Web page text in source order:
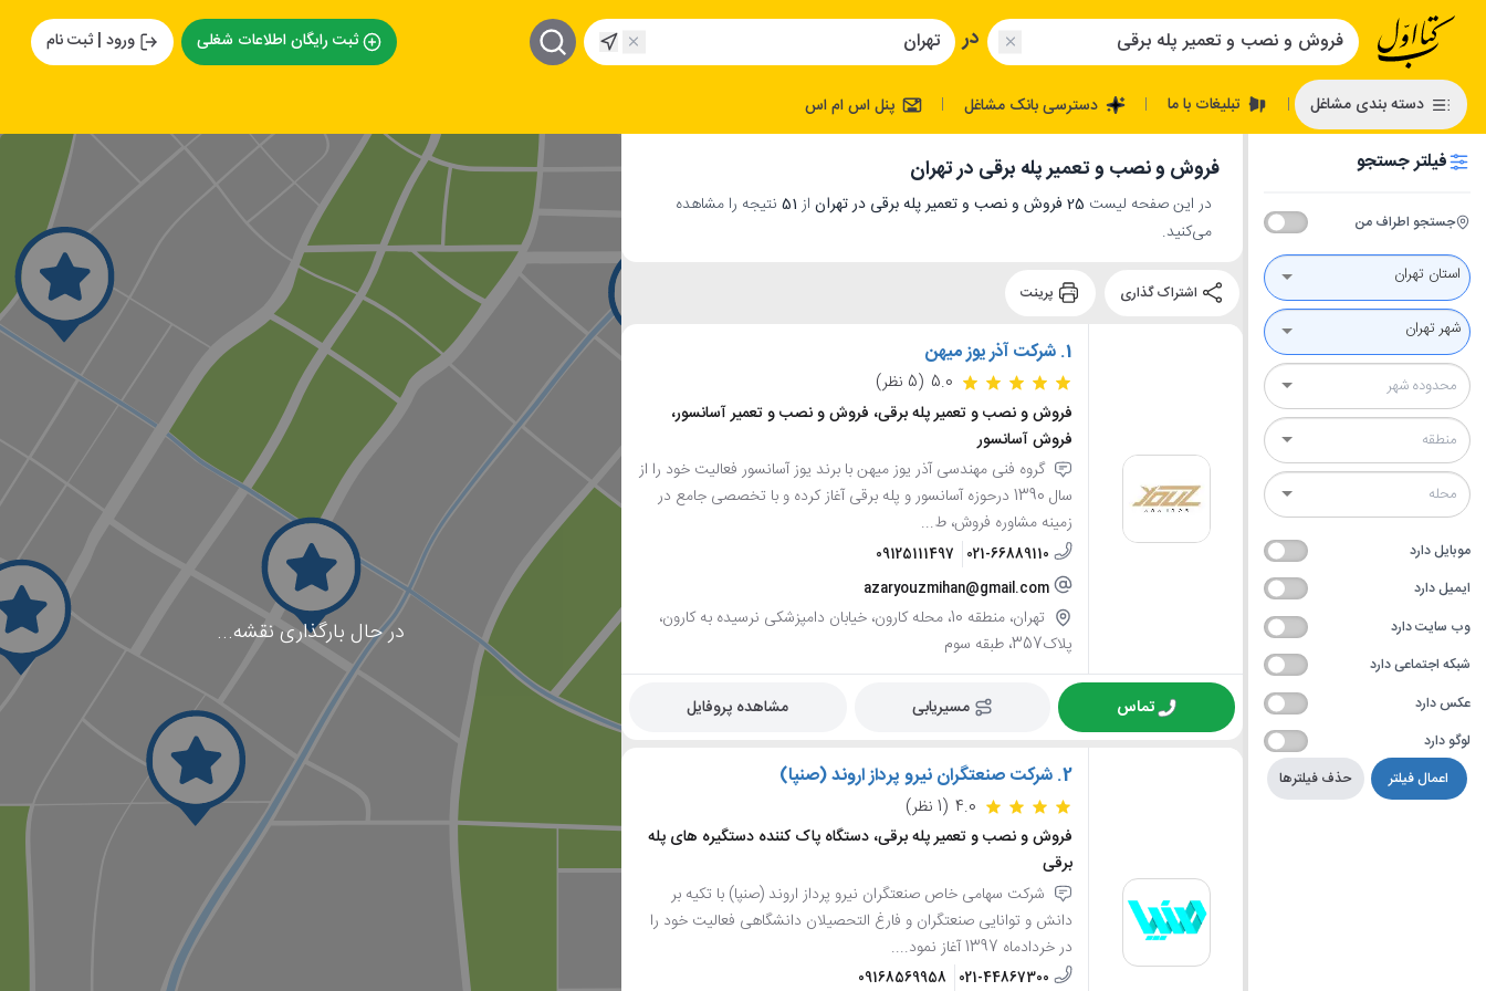
در ثبت رایگان اطلاعات شغلی ورود | ثبت نام
دسته بندی مشاغل | تبلیغات با ما | دسترسی بانک مشاغل | پنل اس ام اس
فیلتر جستجو
جستجو اطراف من
استان تهران
شهر تهران
موبایل دارد
ایمیل دارد
وب سایت دارد
شبکه اجتماعی دارد
عکس دارد
لوگو دارد
حذف فیلترها
اعمال فیلتر
فروش و نصب و تعمیر پله برقی در تهران
در این صفحه لیست 25 فروش و نصب و تعمیر پله برقی در تهران از 51 نتیجه را مشاهده
می‌کنید.
1. شرکت آذر یوز میهن
5.0 (5 نظر)
فروش و نصب و تعمیر پله برقی، فروش و نصب و تعمیر آسانسور،
فروش آسانسور
گروه فنی مهندسی آذر یوز میهن با برند یوز آسانسور فعالیت خود را از
سال 1390 درحوزه آسانسور و پله برقی آغاز کرده و با تخصصی جامع در
زمینه مشاوره فروش، ط...
021-66889110
09125111497
azaryouzmihan@gmail.com
تهران، منطقه 10، محله کارون، خیابان دامپزشکی نرسیده به کارون،
پلاک357، طبقه سوم
تماس مسیریابی مشاهده پروفایل
2. شرکت صنعتگران نیرو پرداز اروند (صنپا)
4.0 (1 نظر)
فروش و نصب و تعمیر پله برقی، دستگاه پاک کننده دستگیره های پله
برقی
شرکت سهامی خاص صنعتگران نیرو پرداز اروند (صنپا) با تکیه بر
دانش و توانایی صنعتگران و فارغ التحصیلان دانشگاهی فعالیت خود را
در خردادماه 1397 آغاز نمود....
021-44867300
09168569958
در حال بارگذاری نقشه...